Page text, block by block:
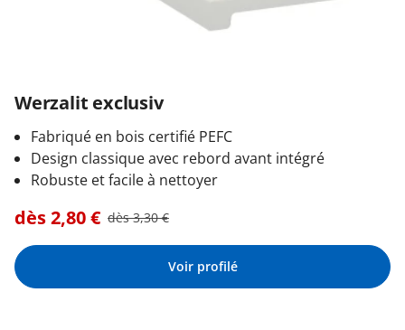
Werzalit exclusiv
Fabriqué en bois certifié PEFC
Design classique avec rebord avant intégré
Robuste et facile à nettoyer
dès2,80€ dès3,30€
Voir profilé